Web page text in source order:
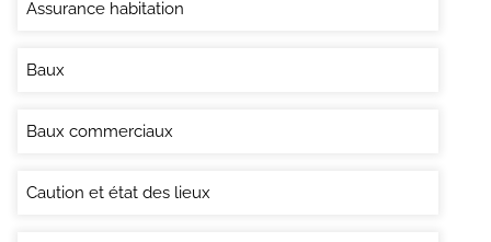
Assurance habitation
Baux
Baux commerciaux
Caution et état des lieux